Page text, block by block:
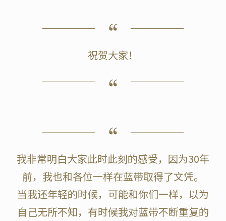
祝贺大家！
我非常明白大家此时此刻的感受，因为30年
前，我也和各位一样在蓝带取得了文凭。
当我还年轻的时候，可能和你们一样，以为
自己无所不知，有时候我对蓝带不断重复的